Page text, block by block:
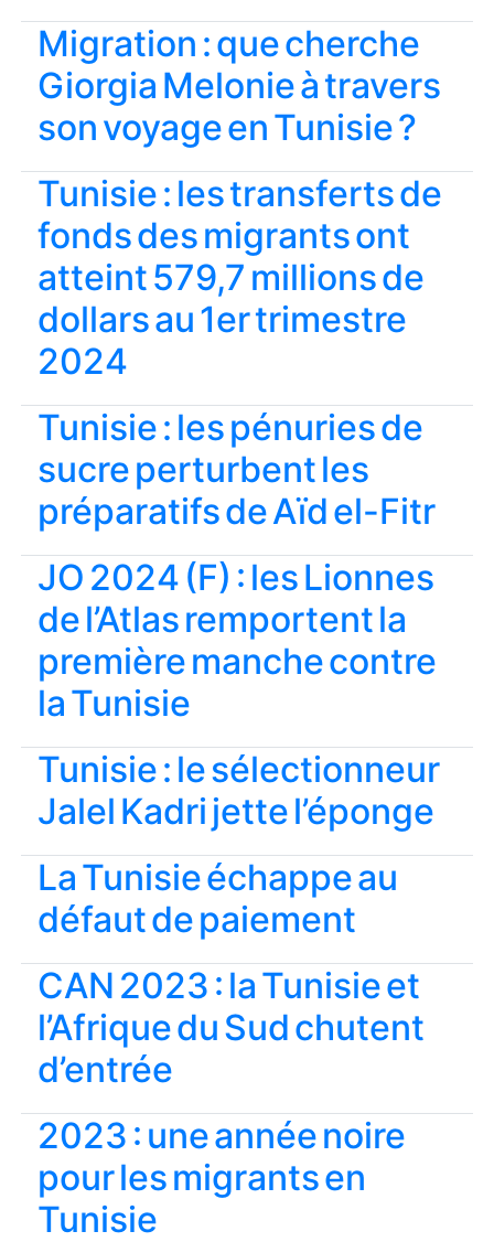
Migration : que cherche
Giorgia Melonie à travers
son voyage en Tunisie ?
Tunisie : les transferts de
fonds des migrants ont
atteint 579,7 millions de
dollars au 1er trimestre
2024
Tunisie : les pénuries de
sucre perturbent les
préparatifs de Aïd el-Fitr
JO 2024 (F) : les Lionnes
de l’Atlas remportent la
première manche contre
la Tunisie
Tunisie : le sélectionneur
Jalel Kadri jette l’éponge
La Tunisie échappe au
défaut de paiement
CAN 2023 : la Tunisie et
l’Afrique du Sud chutent
d’entrée
2023 : une année noire
pour les migrants en
Tunisie